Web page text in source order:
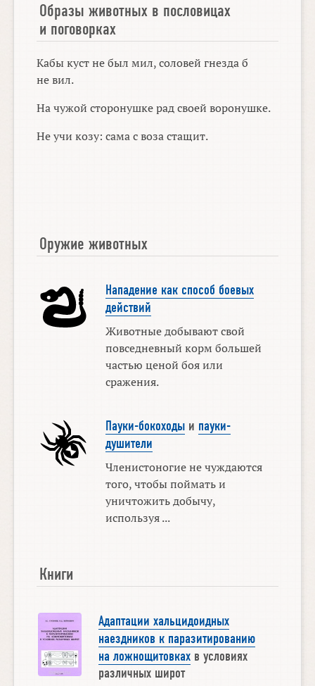
Образы животных в пословицах
и поговорках
Кабы куст не был мил, соловей гнезда б
не вил.
На чужой сторонушке рад своей воронушке.
Не учи козу: сама с воза стащит.
Оружие животных
Нападение как способ боевых
действий
Животные добывают свой
повседневный корм большей
частью ценой боя или
сражения.
Пауки-бокоходыи пауки-
душители
Членистоногие не чуждаются
того, чтобы поймать и
уничтожить добычу,
используя ...
Книги
Адаптации хальцидоидных
наездников к паразитированию
на ложнощитовкахв условиях
различных широт